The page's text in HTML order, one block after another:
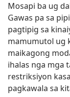
Mosapi ba ug
Gawas pa sa
pagtipig sa
mamumutol ug
maikagong
ihalas nga mga
restriksiyon
pagkawala sa